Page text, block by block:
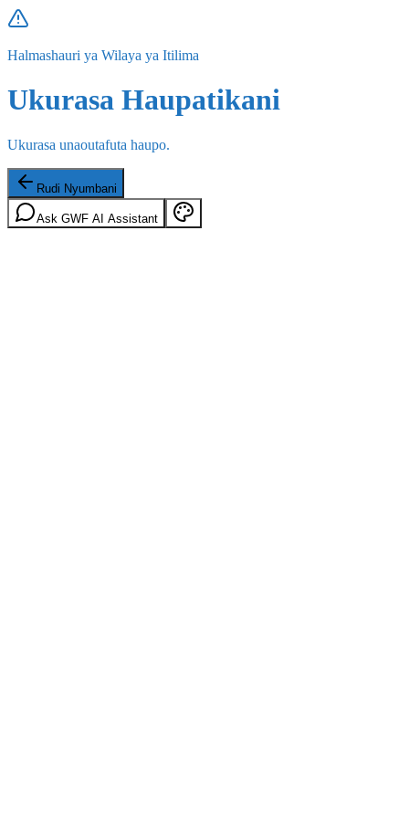
Halmashauri ya Wilaya ya Itilima
Ukurasa Haupatikani
Ukurasa unaoutafuta haupo.
Rudi Nyumbani
Ask GWF AI Assistant